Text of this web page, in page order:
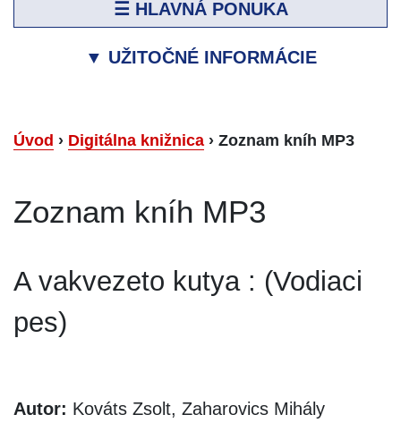
☰ HLAVNÁ PONUKA
▼ UŽITOČNÉ INFORMÁCIE
Úvod › Digitálna knižnica › Zoznam kníh MP3
Zoznam kníh MP3
A vakvezeto kutya : (Vodiaci
pes)
Autor: Kováts Zsolt, Zaharovics Mihály